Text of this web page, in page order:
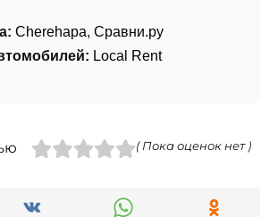
Cherehapa, Сравни.ру
Local Rent
( Пока оценок нет )